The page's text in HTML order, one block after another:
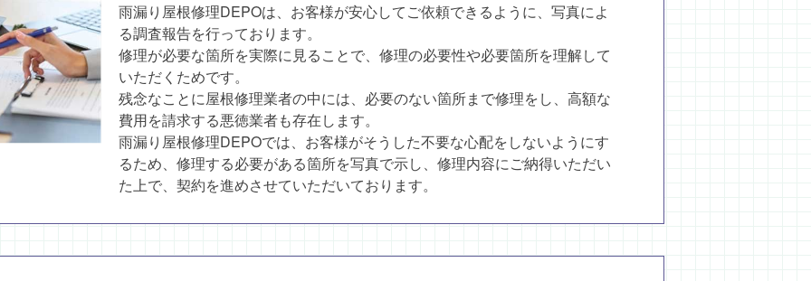
雨漏り屋根修理DEPOは、お客様が安心してご依頼できるように、写真によ
る調査報告を行っております。
修理が必要な箇所を実際に見ることで、修理の必要性や必要箇所を理解して
いただくためです。
残念なことに屋根修理業者の中には、必要のない箇所まで修理をし、高額な
費用を請求する悪徳業者も存在します。
雨漏り屋根修理DEPOでは、お客様がそうした不要な心配をしないようにす
るため、修理する必要がある箇所を写真で示し、修理内容にご納得いただい
た上で、契約を進めさせていただいております。